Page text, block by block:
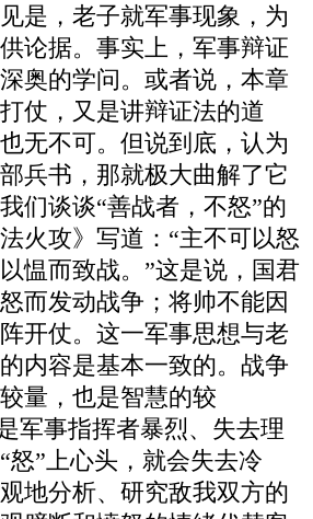
是，老子就军事现象，为
论据。事实上，军事辩证
奥的学问。或者说，本章
仗，又是讲辩证法的道
无不可。但说到底，认为
兵书，那就极大曲解了它
们谈谈“善战者，不怒”的
火攻》写道：“主不可以怒
愠而致战。”这是说，国君
而发动战争；将帅不能因
开仗。这一军事思想与老
内容是基本一致的。战争
量，也是智慧的较
军事指挥者暴烈、失去理
怒”上心头，就会失去冷
地分析、研究敌我双方的